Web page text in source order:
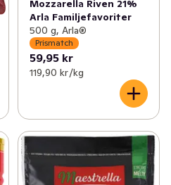
Mozzarella Riven 21%
Arla Familjefavoriter
500 g, Arla®
Prismatch
59,95 kr
119,90 kr /kg